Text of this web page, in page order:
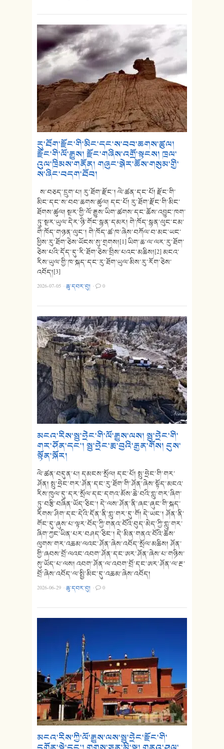
རུ་ཐོག་རྫོང་གི་མིང་དང་ས་བབ་ཆགས་ཚུལ།
རྫོང་གི་ལོ་རྒྱུས། རྫོང་གཞིས་འགྲོ་སྟངས། ཁྲལ་
འུལ་ཁྲིམས་གནོན། གཞུང་སྒེར་ཆོས་གསུམ་གྱི་
ས་ཞིང་བདག་ཐོབ།
ས་བཅད་དྲུག་པ། རུ་ཐོག་རྫོང་། ལེ་ཚན་དང་པོ། རྫོང་གི་
མིང་དང་ས་བབ་ཆགས་ཚུལ། དང་པོ། རུ་ཐོག་རྫོང་གི་མིང་
ཐོགས་ཚུལ། སྔར་གྱི་ལོ་རྒྱུས་ཡིག་ཚགས་དང་ཆོས་འབྱུང་ཁག་
ཏུ་སྔར་ཡུལ་དེར་ཉི་གོང་སྙན་དམར། གེ་ཁོད་སྙན་ལུང་ངམ་
གེ་ཁོད་གཉན་ལུང་། གེ་ཁོད་ཚ་ཁ་ཞེས་བཀོལ་བ་མང་ཡང་
ཕྱིས་རུ་ཐོག་ཅེས་ཡོངས་སུ་གྲགས།[1] ཡིག་ཆ་ལ་ལར་རུ་ཐོག་
ཅེས་པའི་དོད་དུ་རི་ཐོག་ཅེས་བྲིས་པའང་མཆིས།[2] མངའ་
རིས་ཡུལ་གྱི་ཁ་སྐད་དང་རུ་ཐོག་ཡུལ་མིས་རུ་རོག་ཅེས་
འབོད།[3]
2026-07-05 ·ཆུ་དབར་བུ། · 0
མངའ་རིས་སྤུ་ཧྲེང་གི་ལོ་རྒྱུས་ལས། སྤུ་ཧྲེང་གི་
གར་ཤོན་དང་། སྤུ་ཧྲེང་རྨ་བྱའི་རྒྱན་གོས། དུས་
སྟོན་སྐོར།
ལེ་ཚན་བདུན་པ། དམངས་སྲོལ། དང་པོ། སྤུ་ཧྲེང་གི་གར་
ཤོན། སྤུ་ཧྲེང་གར་ཤོན་དང་རུ་ཐོག་གི་ཤོན་ཞེས་སྟོད་མངའ་
རིས་ཁུལ་དུ་དར་སྲོལ་དང་དགའ་མོས་ཆེ་བའི་གླུ་གར་ཞིག་
ཏུ་བརྩི་བཞིན་ཡོད་ཅིང་། དེ་ལས་ཤོན་ནི་ཞང་ཞུང་གི་སྐད་
རིགས་ཤིག་དང་དེའི་དོན་ནི་གླུ་གར་དུ་གོ། དེ་ཡང་། ཤོན་ནི་
གོང་དུ་ཞུས་པ་ལྟར་བོད་ཀྱི་གནའ་བོའི་བུད་མེད་ཀྱི་གླུ་གར་
ཞིག་ཀྱང་ཡིན་པར་བཤད་ཅིང་། དེ་མིན་གནའ་བོའི་ཆོས་
ལུགས་གར་འཆམ་ལའང་ཤོན་ཞེས་འབོད་སྲོལ་མཆིས། ཤོན་
གྱི་ཞབས་བྲོ་ལའང་འབག་ཤོན་དང་ཨར་ཤོན་ཞེས་པ་གཉིས་
སུ་ཡོད་པ་ལས། འབག་ཤོན་ལ་འབག་བྲོ་དང་ཨར་ཤོན་ལ་རྔ་
བྲོ་ཞེས་འབོད་ལ་སྤྱི་མིང་དུ་འཆམ་ཞེས་འབོད།
2026-06-29 ·ཆུ་དབར་བུ། · 0
མངའ་རིས་ཀྱི་ལོ་རྒྱུས་ལས་སྤུ་ཧྲེང་རྫོང་གི་